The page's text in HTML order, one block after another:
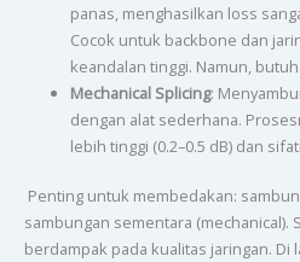
panas, menghasilkan loss
Cocok untuk backbone dan
keandalan tinggi. Namun,
Mechanical Splicing:
dengan alat sederhana.
lebih tinggi (0.2–0.5 dB) dan
Penting untuk membedakan:
sambungan sementara (mechanical).
berdampak pada kualitas jaringan. Di